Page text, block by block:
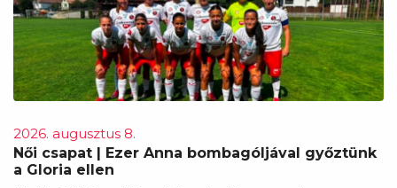
2026. augusztus 8.
Női csapat | Ezer Anna bombagóljával győztünk
a Gloria ellen